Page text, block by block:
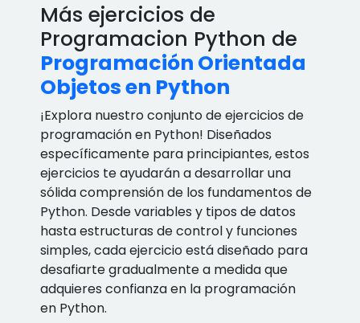
Más ejercicios de
Programacion Python de
Programación Orientada
Objetos en Python
¡Explora nuestro conjunto de ejercicios de
programación en Python! Diseñados
específicamente para principiantes, estos
ejercicios te ayudarán a desarrollar una
sólida comprensión de los fundamentos de
Python. Desde variables y tipos de datos
hasta estructuras de control y funciones
simples, cada ejercicio está diseñado para
desafiarte gradualmente a medida que
adquieres confianza en la programación
en Python.